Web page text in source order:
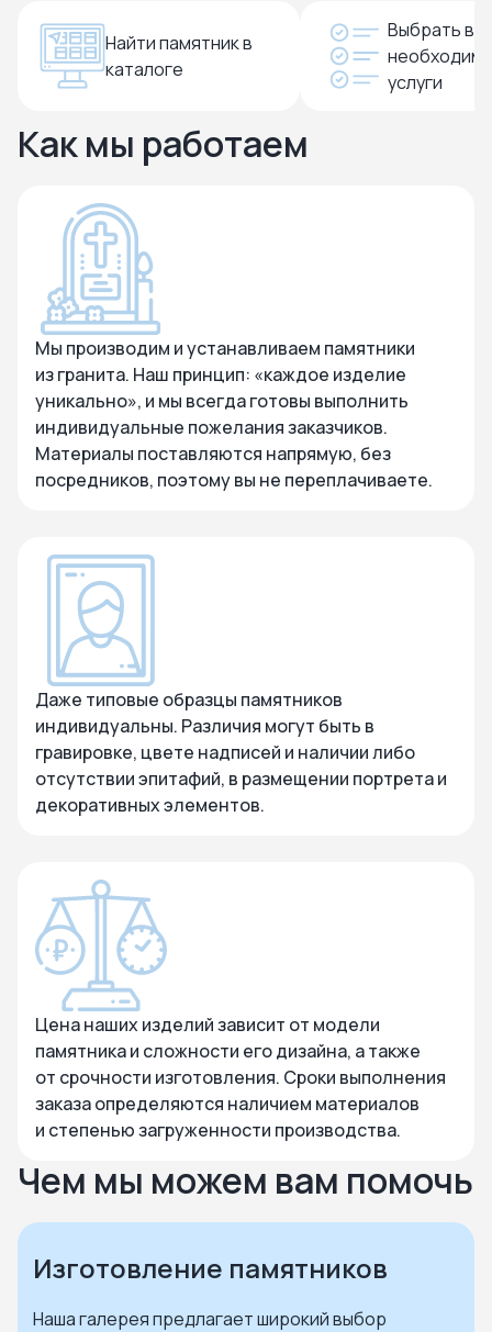
Найти памятник в
каталоге
Выбрать
услуги
Как мы работаем
Мы производим и устанавливаем памятники
из гранита. Наш принцип: «каждое изделие
уникально», и мы всегда готовы выполнить
индивидуальные пожелания заказчиков.
Материалы поставляются напрямую, без
посредников, поэтому вы не переплачиваете.
Даже типовые образцы памятников
индивидуальны. Различия могут быть в
гравировке, цвете надписей и наличии либо
отсутствии эпитафий, в размещении портрета и
декоративных элементов.
Цена наших изделий зависит от модели
памятника и сложности его дизайна, а также
от срочности изготовления. Сроки выполнения
заказа определяются наличием материалов
и степенью загруженности производства.
Чем мы можем вам помочь
Изготовление памятников
Наша галерея предлагает широкий выбор